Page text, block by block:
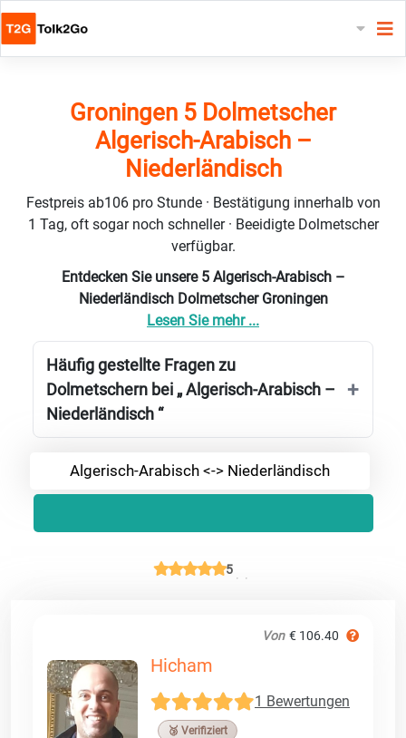
Groningen 5 Dolmetscher
Algerisch-Arabisch –
Niederländisch
Festpreis ab106 pro Stunde · Bestätigung innerhalb von
1 Tag, oft sogar noch schneller · Beeidigte Dolmetscher
verfügbar.
Entdecken Sie unsere 5 Algerisch-Arabisch –
Niederländisch Dolmetscher Groningen
Lesen Sie mehr ...
Häufig gestellte Fragen zu
Dolmetschern bei „ Algerisch-Arabisch –
Niederländisch “
Algerisch-Arabisch <-> Niederländisch
5
Von € 106.40
Hicham
1 Bewertungen
🥉 Verifiziert